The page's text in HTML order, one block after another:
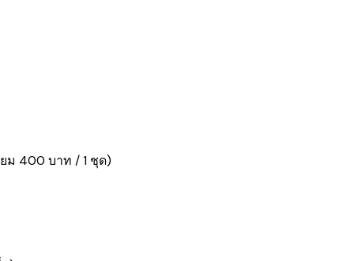
ม 400 บาท / 1 ชุด)